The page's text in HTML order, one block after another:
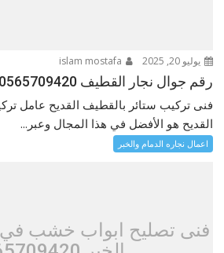
يوليو 20, 2025
رقم جوال نجار القطيف 0565709420
فنى تركيب ستائر بالقطيف القديح عامل
القديح هو الأفضل في هذا المجال وعبر...
اعمال نجاره الدمام والخبر
فنى تصليح ابواب خشب في